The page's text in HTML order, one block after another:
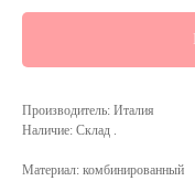
Производитель: Италия
Наличие: Склад .
Материал: комбинированный